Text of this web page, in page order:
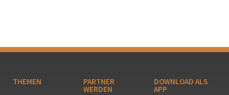
THEMEN PARTNER
WERDEN
DOWNLOAD ALS
APP